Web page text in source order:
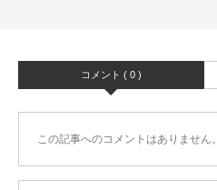
コメント ( 0 )
この記事へのコメントはありません。